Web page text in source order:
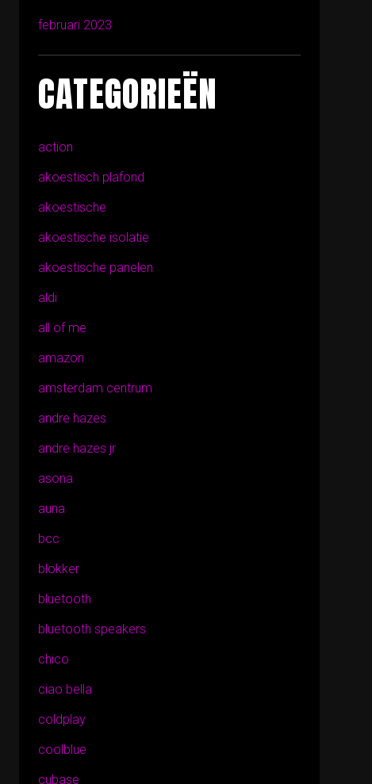
februari 2023
CATEGORIEËN
action
akoestisch plafond
akoestische
akoestische isolatie
akoestische panelen
aldi
all of me
amazon
amsterdam centrum
andre hazes
andre hazes jr
asona
auna
bcc
blokker
bluetooth
bluetooth speakers
chico
ciao bella
coldplay
coolblue
cubase